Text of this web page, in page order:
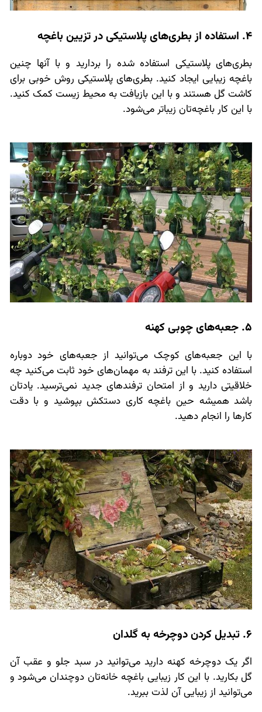
4. استفاده از بطری‌های پلاستیکی در تزیین باغچه
بطری‌های پلاستیکی استفاده شده را بردارید و با آنها چنین
باغچه زیبایی ایجاد کنید. بطری‌های پلاستیکی روش خوبی برای
کاشت گل هستند و با این بازیافت به محیط زیست کمک کنید.
با این کار باغچه‌تان زیباتر می‌شود.
5. جعبه‌های چوبی کهنه
با این جعبه‌های کوچک می‌توانید از جعبه‌های خود دوباره
استفاده کنید. با این ترفند به مهمان‌های خود ثابت می‌کنید چه
خلاقیتی دارید و از امتحان ترفندهای جدید نمی‌ترسید. یادتان
باشد همیشه حین باغچه کاری دستکش بپوشید و با دقت
کارها را انجام دهید.
6. تبدیل کردن دوچرخه به گلدان
اگر یک دوچرخه کهنه دارید می‌توانید در سبد جلو و عقب آن
گل بکارید. با این کار زیبایی باغچه خانه‌تان دوچندان می‌شود و
می‌توانید از زیبایی آن لذت ببرید.